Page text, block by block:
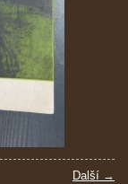
Další →